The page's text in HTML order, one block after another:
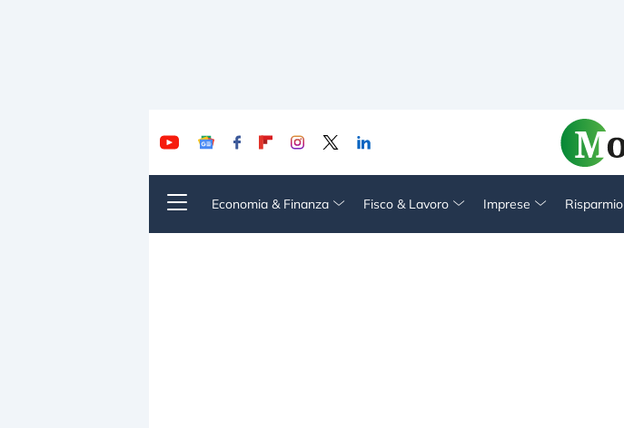
Economia & Finanza Fisco & Lavoro Imprese Risparmio